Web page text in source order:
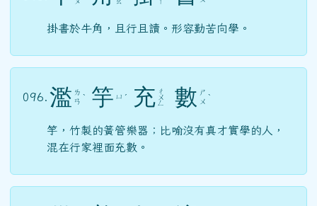
掛書於牛角，且行且讀。形容勤苦向學。
096. 濫 ㄌ
ㄢ ˋ 竽 ㄩ ˊ 充 ㄔ
ㄨ
ㄥ 數 ㄕ
ㄨ ˋ
竽，竹製的簧管樂器；比喻沒有真才實學的人，
混在行家裡面充數。